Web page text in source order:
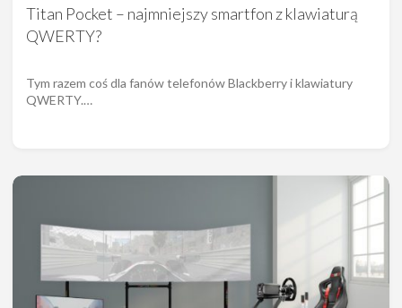
Titan Pocket – najmniejszy smartfon z klawiaturą
QWERTY?
Tym razem coś dla fanów telefonów Blackberry i klawiatury
QWERTY.…